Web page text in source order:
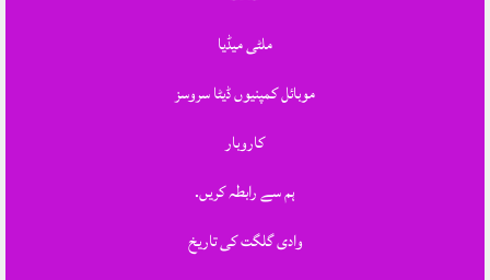
ملٹی میڈیا
موبائل کمپنیوں ڈیٹا سروسز
کاروبار
ہم سے رابطہ کریں.
وادی گلگت کی تاریخ